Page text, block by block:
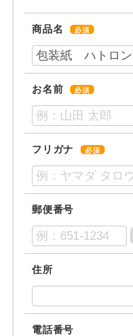
商品名 必須
お名前 必須
フリガナ 必須
郵便番号
住所
電話番号